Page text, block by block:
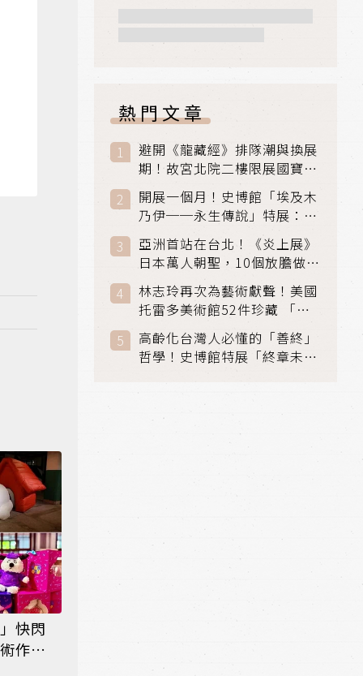
快閃
作、
熱門文章
避開《龍藏經》排隊潮與換展
期！故宮北院二樓限展國寶
〈元世祖出獵圖〉、乾隆最愛
「滑冰賽」更精采
開展一個月！史博館「埃及木
乃伊──永生傳說」特展：看
見物件構築的永生風景
亞洲首站在台北！《炎上展》
日本萬人朝聖，10個放膽做自
己場景與台灣獨家展品同步亮
相
林志玲再次為藝術獻聲！美國
托雷多美術館52件珍藏 「古
典光影大師：林布蘭到哥雅」
在富邦美術館隆重開展
高齡化台灣人必懂的「善終」
哲學！史博館特展「終章未